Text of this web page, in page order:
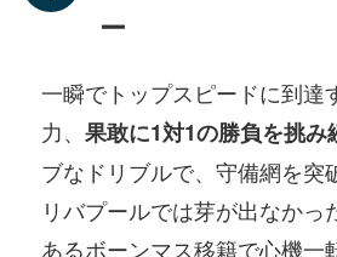
ー
一瞬でトップスピードに到達
力、 果敢に1対1の勝負を挑み
ブなドリブルで、守備網を突
リバプールでは芽が出なかっ
あるボーンマス移籍で心機一